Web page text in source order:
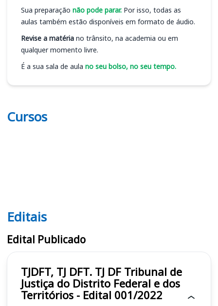
Sua preparação não pode parar. Por isso, todas as
aulas também estão disponíveis em formato de áudio.
Revise a matéria no trânsito, na academia ou em
qualquer momento livre.
É a sua sala de aula no seu bolso, no seu tempo.
Cursos
Editais TJDFT, TJ DFT. TJ DF
Editais
Edital Publicado
TJDFT, TJ DFT. TJ DF Tribunal de
Justiça do Distrito Federal e dos
Territórios - Edital 001/2022